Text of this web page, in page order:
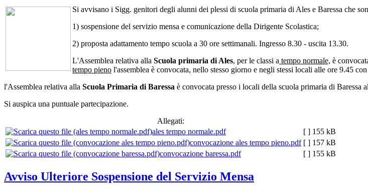
Si avvisano i Sigg. genitori degli alunni dei plessi di scuola primaria di Ales e Baressa che
1) sospensione del servizio mensa e comunicazione della Dirigente Scolastica;
2) proposta adattamento tempo scuola a 30 ore settimanali. Ingresso 8.30 - uscita 13.30.
L'Assemblea relativa alla Scuola primaria di Ales, per le classi a tempo normale, è
tempo pieno l'assemblea è convocata, nello stesso giorno e negli stessi locali alle ore 9.45
l'Assemblea relativa alla Scuola Primaria di Baressa è convocata presso i locali della scuola primaria di Baressa
Si auspica una puntuale partecipazione.
Allegati:
ales tempo normale.pdf
[ ] 155 kB
convocazione ales tempo pieno.pdf [ ] 157 kB
convocazione baressa.pdf
[ ] 155 kB
Avviso Ulteriore Sospensione del Servizio Mensa